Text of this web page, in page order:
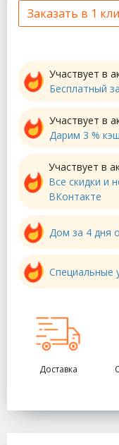
Заказать в 1
Участвует в
Бесплатный
Участвует в
Дарим 3 %
Участвует в
Все скидки и
ВКонтакте
Дом за 4 дня
Специальные
Доставка